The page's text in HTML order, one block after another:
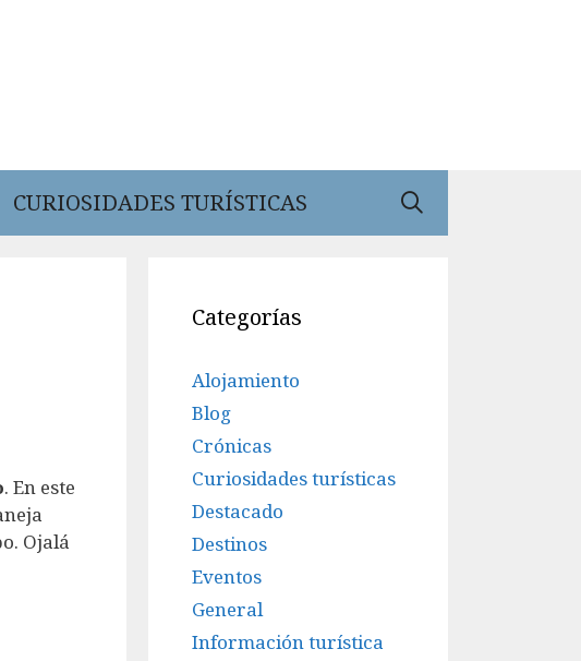
CURIOSIDADES TURÍSTICAS
. En este
Ojalá
Categorías
Alojamiento
Blog
Crónicas
Curiosidades turísticas
Destacado
Destinos
Eventos
General
Información turística